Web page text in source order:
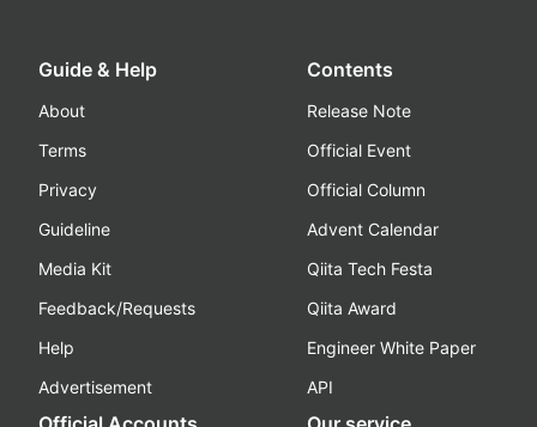
Guide & Help
About
Terms
Privacy
Guideline
Media Kit
Feedback/Requests
Help
Advertisement
Contents
Release Note
Official Event
Official Column
Advent Calendar
Qiita Tech Festa
Qiita Award
Engineer White Paper
API